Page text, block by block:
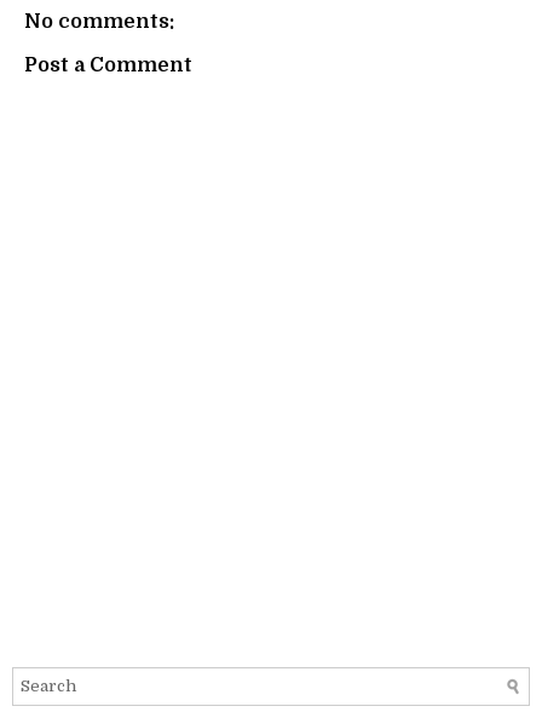
No comments:
Post a Comment